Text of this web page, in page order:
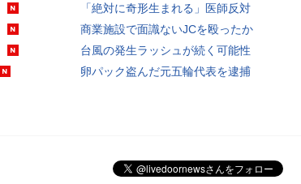
「絶対に奇形生まれる」医師反対
商業施設で面識ないJCを殴ったか
台風の発生ラッシュが続く可能性
卵パック盗んだ元五輪代表を逮捕